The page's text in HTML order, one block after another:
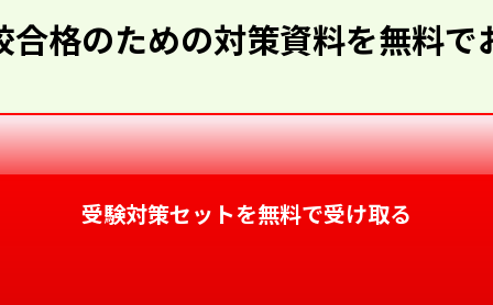
合格のための対策資料を無料で
受験対策セットを無料で受け取る